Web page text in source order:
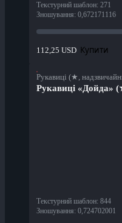
Текстурний шаблон: 271
Зношування: 0,672171116
112,25 USD Купити
Рукавиці (★,
Рукавиці «Дойда»
Текстурний шаблон: 844
Зношування: 0,724702001